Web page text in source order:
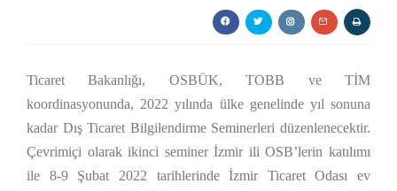
Ticaret Bakanlığı, OSBÜK, TOBB ve TİM
koordinasyonunda, 2022 yılında ülke genelinde yıl sonuna
kadar Dış Ticaret Bilgilendirme Seminerleri düzenlenecektir.
Çevrimiçi olarak ikinci seminer İzmir ili OSB’lerin katılımı
ile 8-9 Şubat 2022 tarihlerinde İzmir Ticaret Odası ev